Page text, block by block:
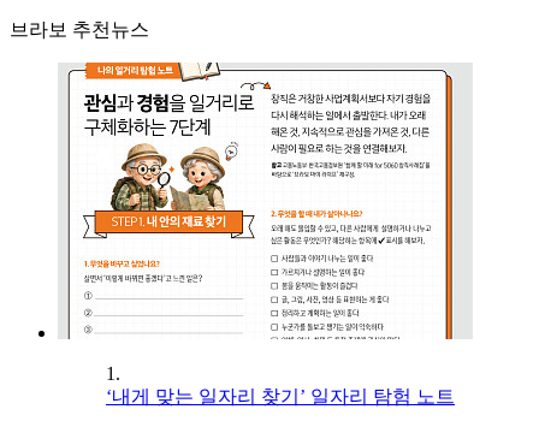
브라보 추천뉴스
1.
‘내게 맞는 일자리 찾기’ 일자리 탐험 노트